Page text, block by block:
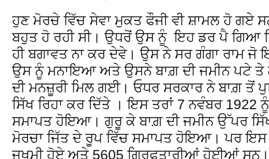
ਹੁਣ ਮੋਰਚੇ ਵਿੱਚ ਸੇਵਾ ਮੁਕਤ ਫੌਜੀ ਵੀ ਸ਼ਾਮਲ ਹੋ ਗਏ
ਬਹੁਤ ਹੋ ਰਹੀ ਸੀ। ਉਧਰੋਂ ਉਸ ਨੂੰ ਇਹ ਡਰ ਪੈ ਗਿਆ
ਹੀ ਬਗਾਵਤ ਨਾ ਕਰ ਦੇਵੇ। ਉਸ ਨੇ ਸਰ ਗੰਗਾ ਰਾਮ ਜੋ
ਉਸ ਨੂੰ ਮਨਾਇਆ ਅਤੇ ਉਸਨੇ ਬਾਗ਼ ਦੀ ਜਮੀਨ ਪਟੇ
ਦੀ ਮਨਜ਼ੂਰੀ ਮਿਲ ਗਈ। ਓਧਰ ਸਰਕਾਰ ਨੇ ਬਾਗ਼ ਤੋਂ
ਸਿੱਖ ਰਿਹਾ ਕਰ ਦਿੱਤੇ । ਇਸ ਤਰਾਂ 7 ਨਵੰਬਰ 1922
ਸਮਾਪਤ ਹੋਇਆ। ਗੁਰੂ ਕੇ ਬਾਗ਼ ਦੀ ਜਮੀਨ ਉੱਪਰ
ਮੋਰਚਾ ਜਿੱਤ ਦੇ ਰੂਪ ਵਿੱਚ ਸਮਾਪਤ ਹੋਇਆ। ਪਰ
ਜਖਮੀ ਹੋਏ ਅਤੇ 5605 ਗ੍ਰਿਫਤਾਰੀਆਂ ਹੋਈਆਂ ਸਨ।